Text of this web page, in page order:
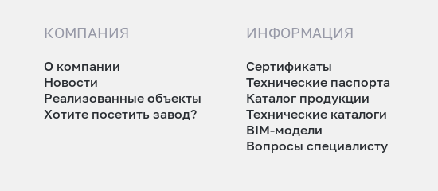
КОМПАНИЯ
О компании
Новости
Реализованные объекты
Хотите посетить завод?
ИНФОРМАЦИЯ
Сертификаты
Технические паспорта
Каталог продукции
Технические каталоги
BIM-модели
Вопросы специалисту